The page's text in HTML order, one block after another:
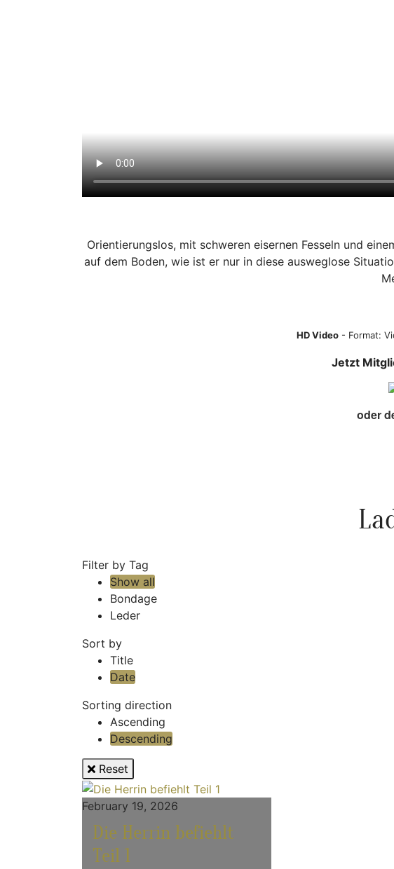
Orientierungslos, mit schweren eisernen Fesseln und
auf dem Boden, wie ist er nur in diese ausweglose
HD Video- Format:
Jetzt
oder
Filter by Tag
Show all
Bondage
Leder
Sort by
Title
Date
Sorting direction
Ascending
Descending
Reset
February 19, 2026
Die Herrin befiehlt
Teil 1